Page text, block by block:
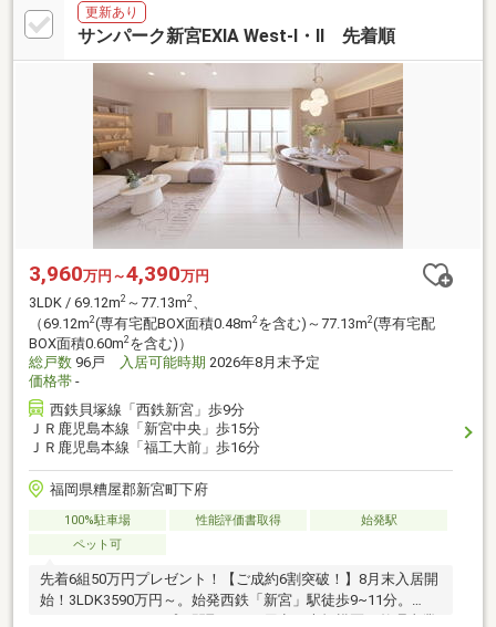
更新あり
サンパーク新宮EXIA West-I・II 先着順
3,960万円～4,390万円
3LDK / 69.12m2 ～77.13m2、
（69.12m2(専有宅配BOX面積0.48m2 を含む)～77.13m2(専有宅配
BOX面積0.60m2 を含む)）
総戸数 96戸 入居可能時期 2026年8月末予定
価格帯 -
西鉄貝塚線「西鉄新宮」歩9分
ＪＲ鹿児島本線「新宮中央」歩15分
ＪＲ鹿児島本線「福工大前」歩16分
福岡県糟屋郡新宮町下府
100%駐車場 性能評価書取得
始発駅
ペット可
先着6組50万円プレゼント！【ご成約6割突破！】8月末入居開
始！3LDK3590万円～。始発西鉄「新宮」駅徒歩9~11分。